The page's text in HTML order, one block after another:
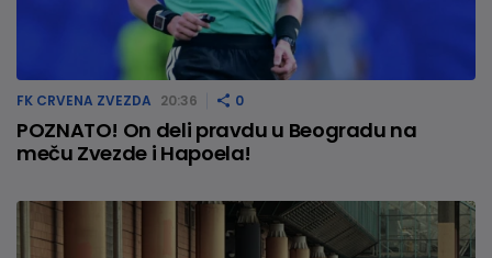
FK CRVENA ZVEZDA 20:36 0
POZNATO! On deli pravdu u Beogradu na
meču Zvezde i Hapoela!